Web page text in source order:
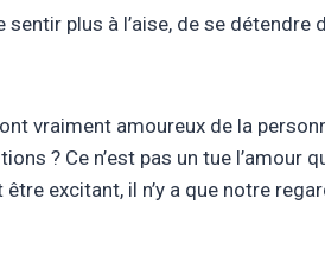
plus à l’aise, de se
vraiment amoureux de la
? Ce n’est pas un tue l’amour
excitant, il n’y a que notre